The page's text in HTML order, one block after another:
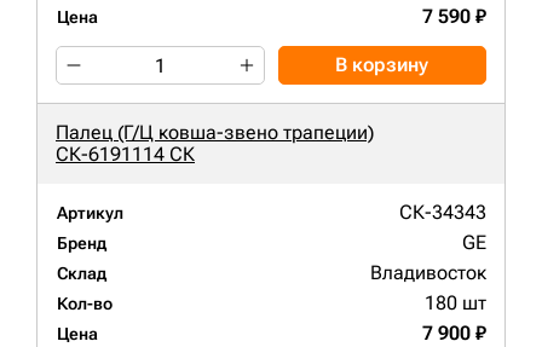
Цена 7 590 ₽
В корзину
Палец (Г/Ц ковша-звено трапеции)
СК-6191114 СК
Артикул СК-34343
Бренд GE
Склад Владивосток
Кол-во 180 шт
Цена 7 900 ₽